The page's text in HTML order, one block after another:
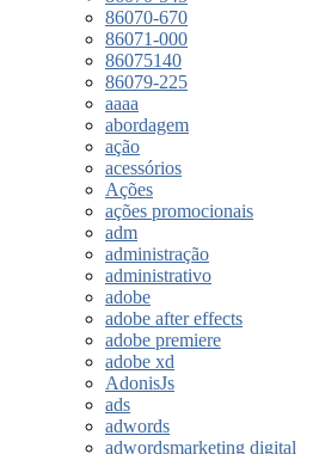
86070-670
86071-000
86075140
86079-225
aaaa
abordagem
ação
acessórios
Ações
ações promocionais
adm
administração
administrativo
adobe
adobe after effects
adobe premiere
adobe xd
AdonisJs
ads
adwords
adwordsmarketing digital